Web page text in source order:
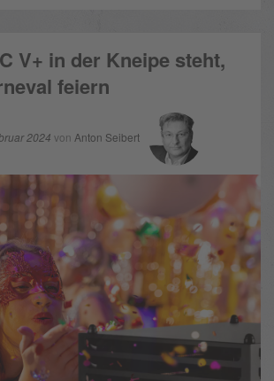
V+ in der Kneipe steht,
feiern
2024 von Anton Seibert